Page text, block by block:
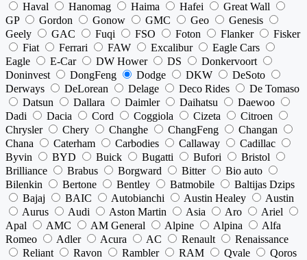
Haval
Hanomag Haima Hafei
Great Wall
GP
Gordon Gonow GMC Geo
Genesis
Geely
GAC Fuqi FSO Foton Flanker
Fisker
Fiat
Ferrari FAW Excalibur
Eagle Cars
Eagle
E-Car DW Hower DS
Donkervoort
Doninvest
DongFeng Dodge DKW
DeSoto
Derways
DeLorean Delage Deco Rides
De Tomaso
Datsun
Dallara Daimler Daihatsu
Daewoo
Dadi
Dacia Cord Coggiola Cizeta
Citroen
Chrysler
Chery Changhe ChangFeng
Changan
Chana
Caterham Carbodies Callaway
Cadillac
Byvin
BYD Buick Bugatti Bufori
Bristol
Brilliance
Brabus Borgward Bitter
Bio auto
Bilenkin
Bertone Bentley Batmobile
Baltijas Dzips
Bajaj
BAIC Autobianchi Austin Healey
Austin
Aurus
Audi Aston Martin Asia Aro
Ariel
Apal
AMC AM General Alpine Alpina
Alfa
Romeo
Adler Acura AC Renault
Renaissance
Reliant
Ravon Rambler RAM Qvale
Qoros